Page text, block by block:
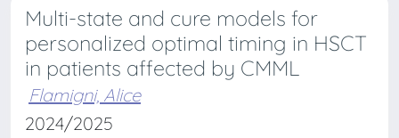
Multi-state and cure models for
personalized optimal timing in HSCT
in patients affected by CMML
Flamigni, Alice
2024/2025